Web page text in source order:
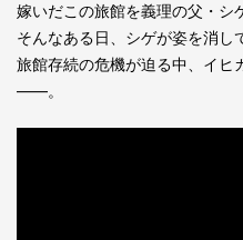
嫁いだこの旅館を義理の父・シ
そんなある日、シゲが姿を消し
旅館存続の危機が迫る中、イヒ
――。